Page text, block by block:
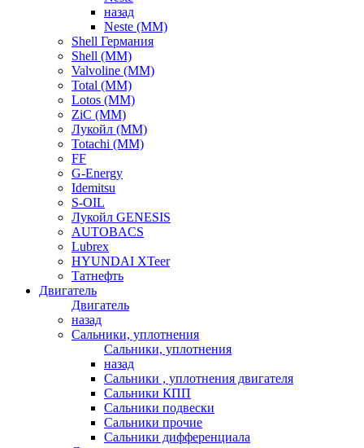
назад
Neste (ММ)
Shell Германия
Shell (ММ)
Valvoline (ММ)
Total (ММ)
Lotos (ММ)
ZiC (ММ)
Лукойл (ММ)
Totachi (MM)
FF
G-Energy
Idemitsu
S-OIL
Лукойл GENESIS
AUTOBACS
Lubrex
HYUNDAI XTeer
Татнефть
Двигатель
Двигатель
назад
Сальники, уплотнения
Сальники, уплотнения
назад
Сальники , уплотнения двигателя
Сальники КПП
Сальники подвески
Сальники прочие
Сальники дифференциала